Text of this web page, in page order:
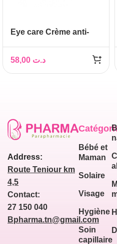
Eye care Crème anti-
د.ت
Address:
Route Teniour km
4,5
Contact:
27 150 040
Bpharma.tn@gmail.com
Bébé et
Maman
Solaire
Visage
Hygiène
Soin
capillaire